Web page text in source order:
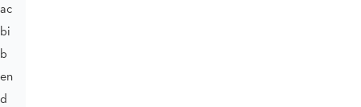
ac
bi
b
en
d